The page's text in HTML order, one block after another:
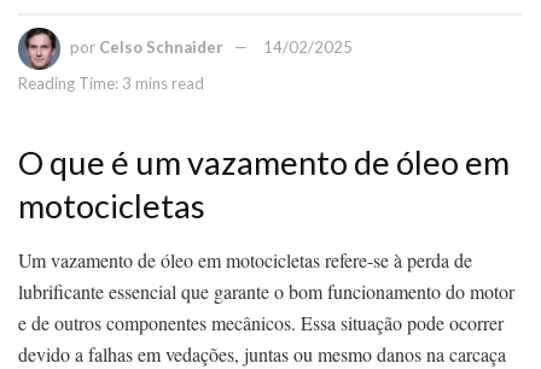
por Celso Schnaider
14/02/2025
Reading Time: 3 mins read
O que é um vazamento de óleo em
motocicletas
Um vazamento de óleo em motocicletas refere-se à perda de
lubrificante essencial que garante o bom funcionamento do motor
e de outros componentes mecânicos. Essa situação pode ocorrer
devido a falhas em vedações, juntas ou mesmo danos na carcaça